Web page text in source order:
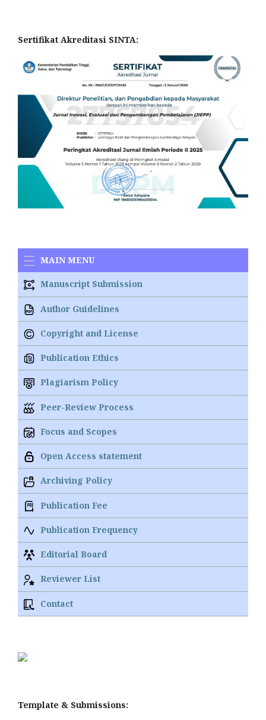
Sertifikat Akreditasi SINTA:
MAIN MENU
Manuscript Submission
Author Guidelines
Copyright and License
Publication Ethics
Plagiarism Policy
Peer-Review Process
Focus and Scopes
Open Access statement
Archiving Policy
Publication Fee
Publication Frequency
Editorial Board
Reviewer List
Contact
Template & Submissions: